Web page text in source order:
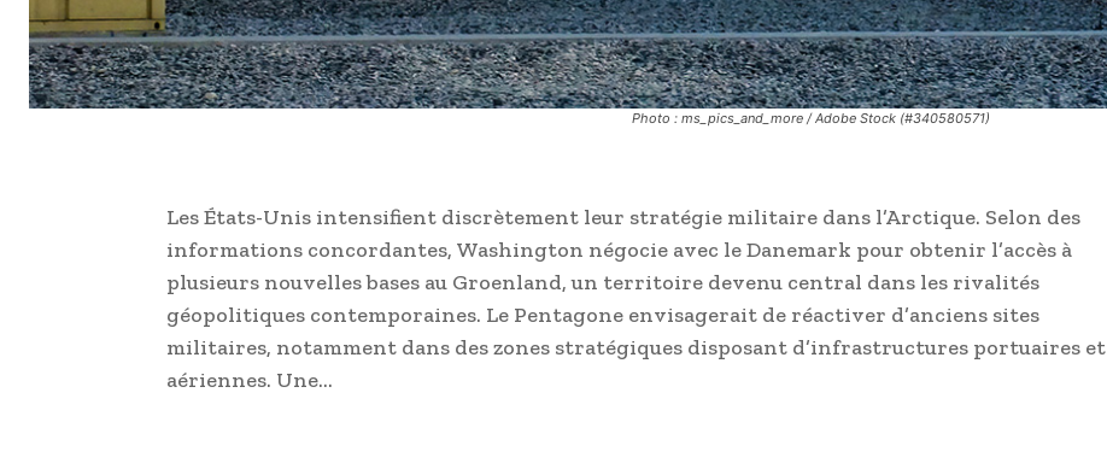
Photo : ms_pics_and_more / Adobe Stock (#340580571)
Les États-Unis intensifient discrètement leur stratégie militaire dans l’Arctique. Selon des
informations concordantes, Washington négocie avec le Danemark pour obtenir l’accès à
plusieurs nouvelles bases au Groenland, un territoire devenu central dans les rivalités
géopolitiques contemporaines. Le Pentagone envisagerait de réactiver d’anciens sites
militaires, notamment dans des zones stratégiques disposant d’infrastructures portuaires et
aériennes. Une…